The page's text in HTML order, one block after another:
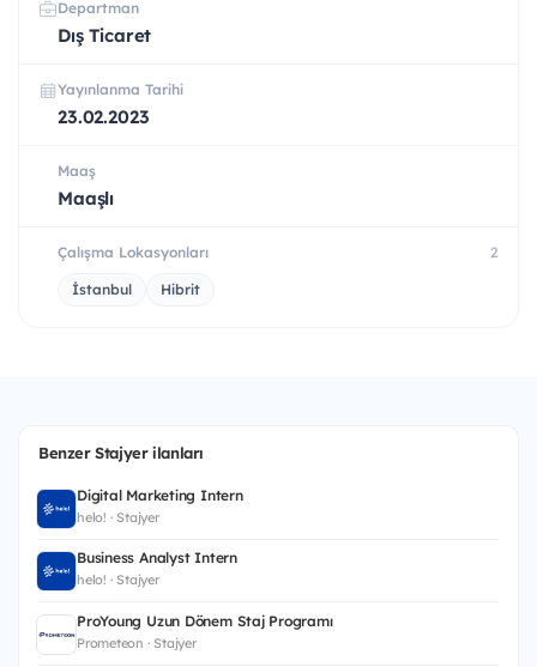
Departman
Dış Ticaret
Yayınlanma Tarihi
23.02.2023
Maaş
Maaşlı
Çalışma Lokasyonları 2
İstanbul Hibrit
Benzer Stajyer ilanları
Digital Marketing Intern
helo! · Stajyer
Business Analyst Intern
helo! · Stajyer
ProYoung Uzun Dönem Staj Programı
Prometeon · Stajyer